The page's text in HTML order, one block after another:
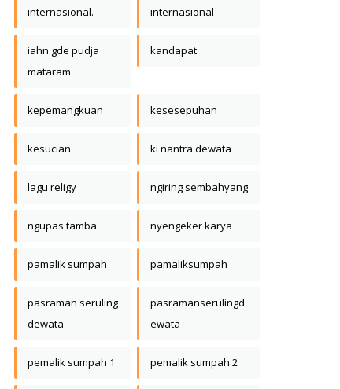
internasional.
internasional
iahn gde pudja
mataram
kandapat
kepemangkuan kesesepuhan
kesucian ki nantra dewata
lagu religy ngiring sembahyang
ngupas tamba nyengeker karya
pamalik sumpah pamaliksumpah
pasraman seruling
dewata
pasramanserulingd
ewata
pemalik sumpah 1 pemalik sumpah 2